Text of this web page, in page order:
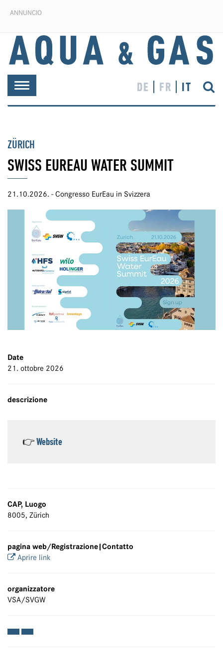
ANNUNCIO
Toggle
navigation
DE FR IT
ZÜRICH
SWISS EUREAU WATER SUMMIT
21.10.2026. - Congresso EurEau in Svizzera
Date
21. ottobre 2026
descrizione
👉Website
CAP, Luogo
8005, Zürich
pagina web/Registrazione|Contatto
Aprire link
organizzatore
VSA/SVGW